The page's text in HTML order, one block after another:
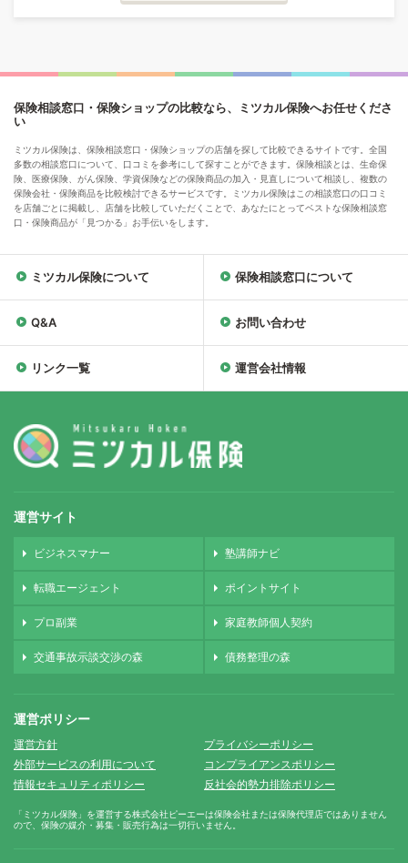
保険相談窓口・保険ショップの比較なら、ミツカル保険へお任せくださ
い
ミツカル保険は、保険相談窓口・保険ショップの店舗を探して比較できるサイトです。全国
多数の相談窓口について、口コミを参考にして探すことができます。保険相談とは、生命保
険、医療保険、がん保険、学資保険などの保険商品の加入・見直しについて相談し、複数の
保険会社・保険商品を比較検討できるサービスです。ミツカル保険はこの相談窓口の口コミ
を店舗ごとに掲載し、店舗を比較していただくことで、あなたにとってベストな保険相談窓
口・保険商品が「見つかる」お手伝いをします。
ミツカル保険について 保険相談窓口について
Q&A お問い合わせ
リンク一覧 運営会社情報
運営サイト
ビジネスマナー 塾講師ナビ
転職エージェント ポイントサイト
プロ副業 家庭教師個人契約
交通事故示談交渉の森 債務整理の森
運営ポリシー
運営方針
プライバシーポリシー
外部サービスの利用について
コンプライアンスポリシー
情報セキュリティポリシー
反社会的勢力排除ポリシー
「ミツカル保険」を運営する株式会社ピーエーは保険会社または保険代理店ではありません
ので、保険の媒介・募集・販売行為は一切行いません。